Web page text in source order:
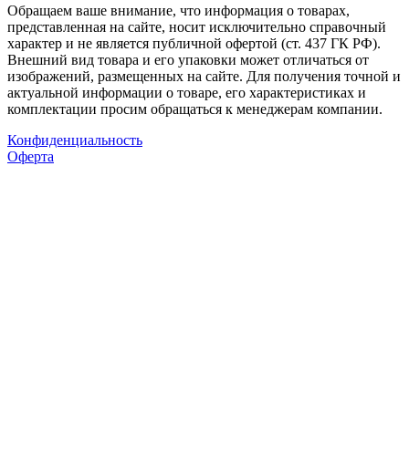
Обращаем ваше внимание, что информация о товарах,
представленная на сайте, носит исключительно справочный
характер и не является публичной офертой (ст. 437 ГК РФ).
Внешний вид товара и его упаковки может отличаться от
изображений, размещенных на сайте. Для получения точной и
актуальной информации о товаре, его характеристиках и
комплектации просим обращаться к менеджерам компании.
Конфиденциальность
Оферта